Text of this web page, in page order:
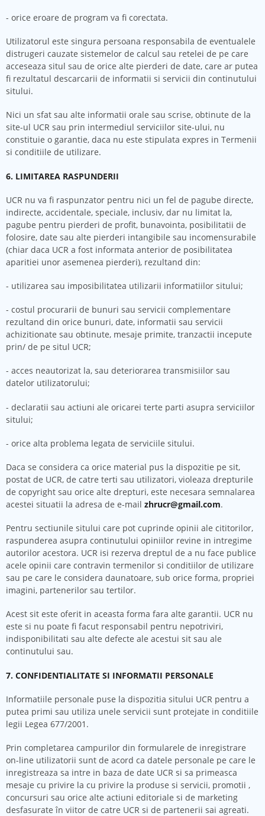
- orice eroare de program va fi corectata.
Utilizatorul este singura persoana responsabila de eventualele
distrugeri cauzate sistemelor de calcul sau retelei de pe care
acceseaza situl sau de orice alte pierderi de date, care ar putea
fi rezultatul descarcarii de informatii si servicii din continutului
sitului.
Nici un sfat sau alte informatii orale sau scrise, obtinute de la
site-ul UCR sau prin intermediul serviciilor site-ului, nu
constituie o garantie, daca nu este stipulata expres in Termenii
si conditiile de utilizare.
6. LIMITAREA RASPUNDERII
UCR nu va fi raspunzator pentru nici un fel de pagube directe,
indirecte, accidentale, speciale, inclusiv, dar nu limitat la,
pagube pentru pierderi de profit, bunavointa, posibilitatii de
folosire, date sau alte pierderi intangibile sau incomensurabile
(chiar daca UCR a fost informata anterior de posibilitatea
aparitiei unor asemenea pierderi), rezultand din:
- utilizarea sau imposibilitatea utilizarii informatiilor sitului;
- costul procurarii de bunuri sau servicii complementare
rezultand din orice bunuri, date, informatii sau servicii
achizitionate sau obtinute, mesaje primite, tranzactii incepute
prin/ de pe situl UCR;
- acces neautorizat la, sau deteriorarea transmisiilor sau
datelor utilizatorului;
- declaratii sau actiuni ale oricarei terte parti asupra serviciilor
sitului;
- orice alta problema legata de serviciile sitului.
Daca se considera ca orice material pus la dispozitie pe sit,
postat de UCR, de catre terti sau utilizatori, violeaza drepturile
de copyright sau orice alte drepturi, este necesara semnalarea
acestei situatii la adresa de e-mail zhrucr@gmail.com.
Pentru sectiunile sitului care pot cuprinde opinii ale cititorilor,
raspunderea asupra continutului opiniilor revine in intregime
autorilor acestora. UCR isi rezerva dreptul de a nu face publice
acele opinii care contravin termenilor si conditiilor de utilizare
sau pe care le considera daunatoare, sub orice forma, propriei
imagini, partenerilor sau tertilor.
Acest sit este oferit in aceasta forma fara alte garantii. UCR nu
este si nu poate fi facut responsabil pentru nepotriviri,
indisponibilitati sau alte defecte ale acestui sit sau ale
continutului sau.
7. CONFIDENTIALITATE SI INFORMATII PERSONALE
Informatiile personale puse la dispozitia sitului UCR pentru a
putea primi sau utiliza unele servicii sunt protejate in conditiile
legii Legea 677/2001.
Prin completarea campurilor din formularele de inregistrare
on-line utilizatorii sunt de acord ca datele personale pe care le
inregistreaza sa intre in baza de date UCR si sa primeasca
mesaje cu privire la cu privire la produse si servicii, promotii ,
concursuri sau orice alte actiuni editoriale si de marketing
desfasurate în viitor de catre UCR si de partenerii sai agreati.